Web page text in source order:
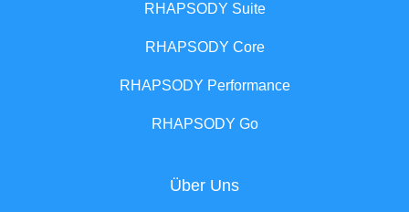
RHAPSODY Suite
RHAPSODY Core
RHAPSODY Performance
RHAPSODY Go
Über Uns